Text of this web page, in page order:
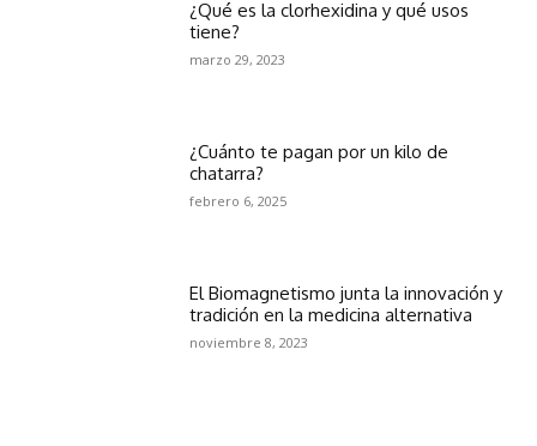
¿Qué es la clorhexidina y qué usos
tiene?
marzo 29, 2023
¿Cuánto te pagan por un kilo de
chatarra?
febrero 6, 2025
El Biomagnetismo junta la innovación y
tradición en la medicina alternativa
noviembre 8, 2023